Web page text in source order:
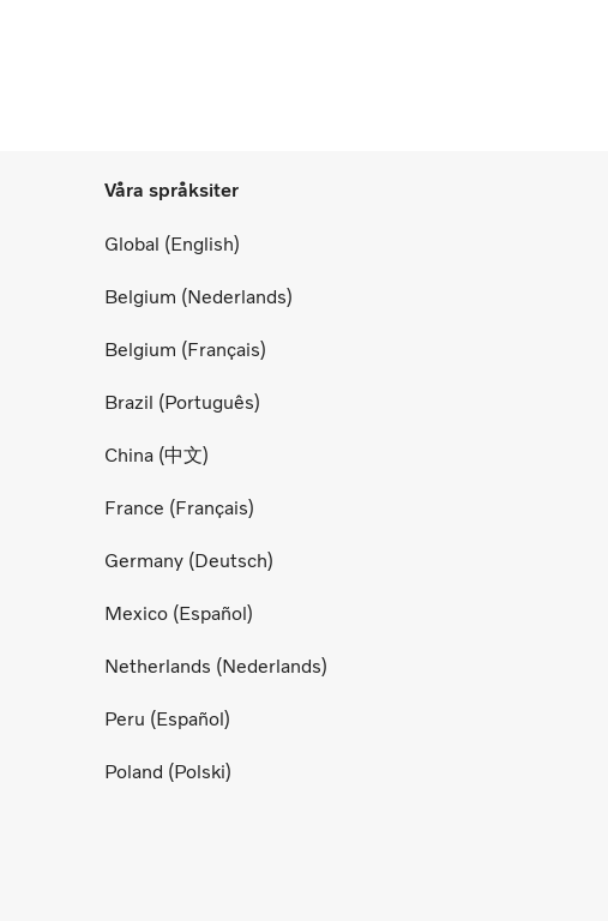
Våra språksiter
Global (English)
Belgium (Nederlands)
Belgium (Français)
Brazil (Português)
China (中文)
France (Français)
Germany (Deutsch)
Mexico (Español)
Netherlands (Nederlands)
Peru (Español)
Poland (Polski)